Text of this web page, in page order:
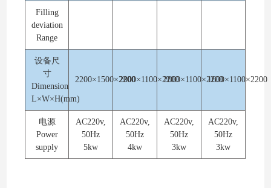
Filling
deviation
Range
设备尺
寸
Dimension
L×W×H(mm)
2200×1500×22002000×1100×22002000×1100×22001600×1100×2200
电源
Power
supply
AC220v,
50Hz
5kw
AC220v,
50Hz
4kw
AC220v,
50Hz
3kw
AC220v,
50Hz
3kw